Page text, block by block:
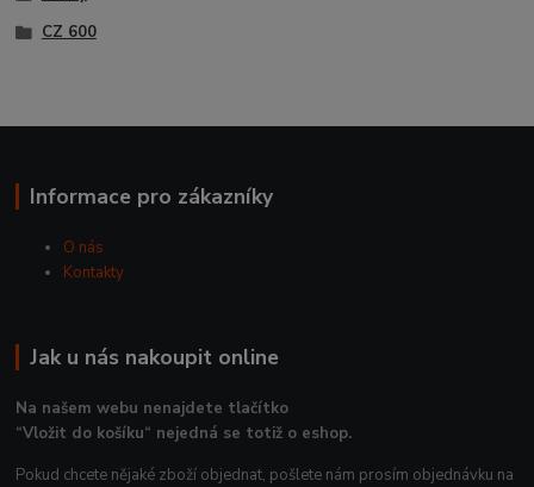
CZ 600
Informace pro zákazníky
O nás
Kontakty
Jak u nás nakoupit online
Na našem webu nenajdete tlačítko
“Vložit do košíku“ nejedná se totiž o eshop.
Pokud chcete nějaké zboží objednat, pošlete nám prosím objednávku na